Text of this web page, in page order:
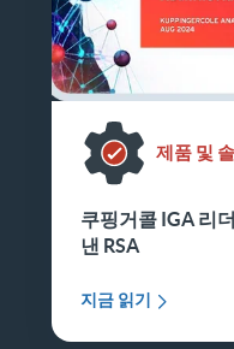
제품 및
쿠핑거콜 IGA 리
낸 RSA
지금 읽기